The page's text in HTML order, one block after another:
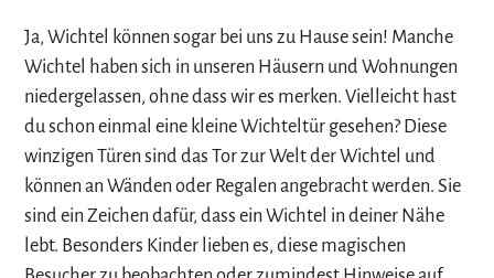
Ja, Wichtel können sogar bei uns zu Hause sein! Manche
Wichtel haben sich in unseren Häusern und Wohnungen
niedergelassen, ohne dass wir es merken. Vielleicht hast
du schon einmal eine kleine Wichteltür gesehen? Diese
winzigen Türen sind das Tor zur Welt der Wichtel und
können an Wänden oder Regalen angebracht werden. Sie
sind ein Zeichen dafür, dass ein Wichtel in deiner Nähe
lebt. Besonders Kinder lieben es, diese magischen